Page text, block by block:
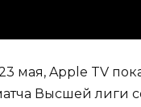
23 мая, Apple TV
Высшей лиги